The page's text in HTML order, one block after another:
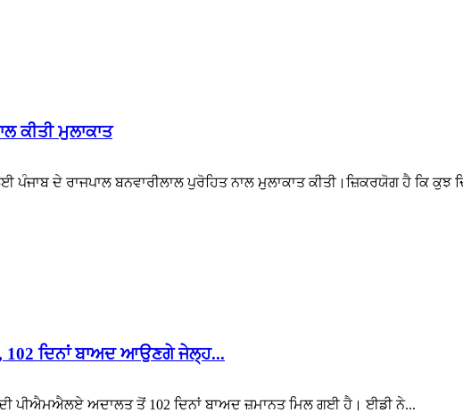
ਕੀਤੀ ਮੁਲਾਕਾਤ
ਦੇ ਰਾਜਪਾਲ ਬਨਵਾਰੀਲਾਲ ਪੁਰੋਹਿਤ ਨਾਲ ਮੁਲਾਕਾਤ ਕੀਤੀ।ਜ਼ਿਕਰਯੋਗ ਹੈ ਕਿ ਕੁਝ
102 ਦਿਨਾਂ ਬਾਅਦ ਆਉਣਗੇ ਜੇਲ੍ਹ...
ਪੀਐਮਐਲਏ ਅਦਾਲਤ ਤੋਂ 102 ਦਿਨਾਂ ਬਾਅਦ ਜ਼ਮਾਨਤ ਮਿਲ ਗਈ ਹੈ। ਈਡੀ ਨੇ...